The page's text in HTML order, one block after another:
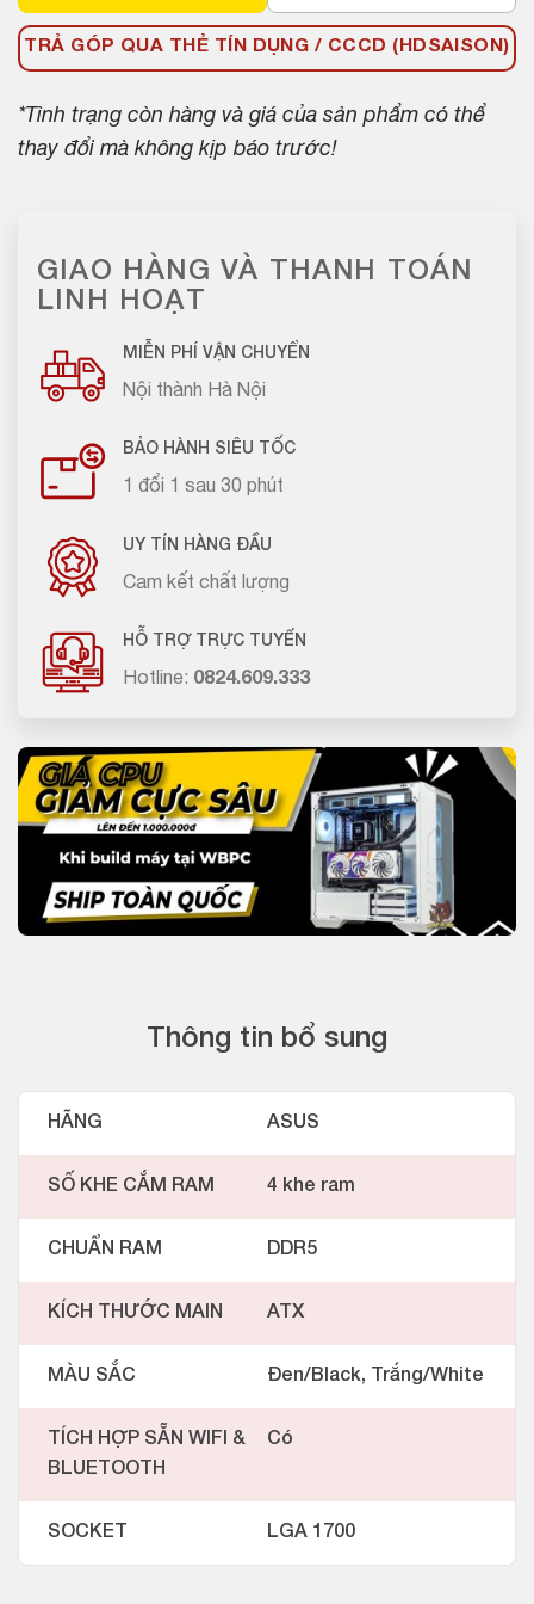
TRẢ GÓP QUA THẺ TÍN DỤNG / CCCD (HDSAISON)
*Tình trạng còn hàng và giá của sản phẩm có thể
thay đổi mà không kịp báo trước!
GIAO HÀNG VÀ THANH TOÁN
LINH HOẠT
MIỄN PHÍ VẬN CHUYỂN
Nội thành Hà Nội
BẢO HÀNH SIÊU TỐC
1 đổi 1 sau 30 phút
UY TÍN HÀNG ĐẦU
Cam kết chất lượng
HỖ TRỢ TRỰC TUYẾN
Hotline: 0824.609.333
Thông tin bổ sung
HÃNG ASUS
SỐ KHE CẮM RAM 4 khe ram
CHUẨN RAM DDR5
KÍCH THƯỚC MAIN ATX
MÀU SẮC Đen/Black, Trắng/White
TÍCH HỢP SẴN WIFI &
BLUETOOTH
Có
SOCKET LGA 1700